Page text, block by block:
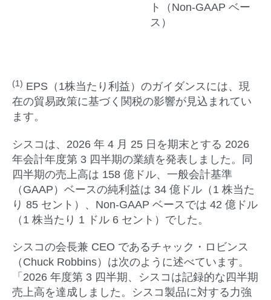
ト（Non-GAAP ベー
ス）
(1) EPS（1株当たり利益）のガイダンスには、現
在の貿易政策に基づく関税の影響が見込まれてい
ます。
シスコは、2026 年 4 月 25 日を期末とする 2026
年会計年度第 3 四半期の業績を発表しました。同
四半期の売上高は 158 億ドル、一般会計基準
（GAAP）ベースの純利益は 34 億ドル（1 株当た
り 85 セント）、Non-GAAP ベースでは 42 億ドル
（1 株当たり 1 ドル 6 セント）でした。
シスコの会長兼 CEO であるチャック・ロビンス
（Chuck Robbins）は次のように述べています。
「2026 年度第 3 四半期、シスコは記録的な四半期
売上高を達成しました。シスコ製品に対する力強